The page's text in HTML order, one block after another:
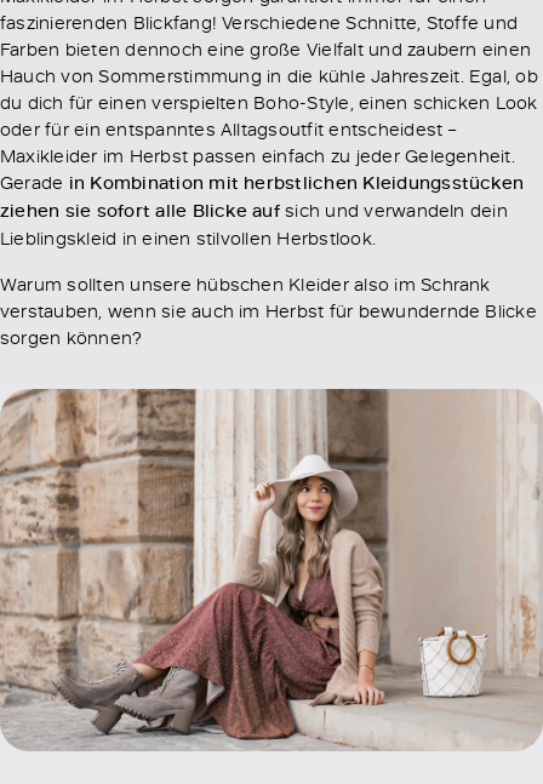
faszinierenden Blickfang! Verschiedene Schnitte, Stoffe und
Farben bieten dennoch eine große Vielfalt und zaubern einen
Hauch von Sommerstimmung in die kühle Jahreszeit. Egal, ob
du dich für einen verspielten Boho-Style, einen schicken Look
oder für ein entspanntes Alltagsoutfit entscheidest –
Maxikleider im Herbst passen einfach zu jeder Gelegenheit.
Gerade in Kombination mit herbstlichen Kleidungsstücken
ziehen sie sofort alle Blicke aufsich und verwandeln dein
Lieblingskleid in einen stilvollen Herbstlook.
Warum sollten unsere hübschen Kleider also im Schrank
verstauben, wenn sie auch im Herbst für bewundernde Blicke
sorgen können?